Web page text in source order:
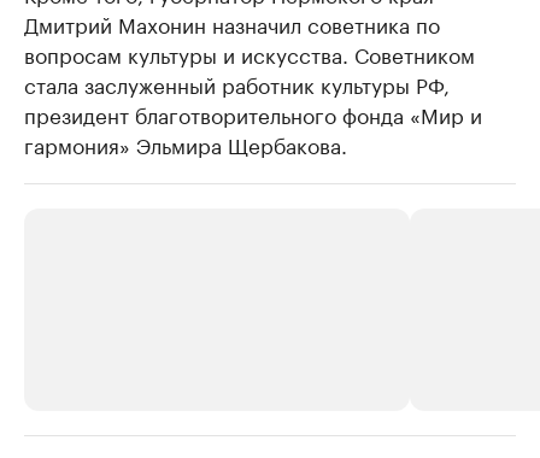
Дмитрий Махонин назначил советника по
вопросам культуры и искусства. Советником
стала заслуженный работник культуры РФ,
президент благотворительного фонда «Мир и
гармония» Эльмира Щербакова.